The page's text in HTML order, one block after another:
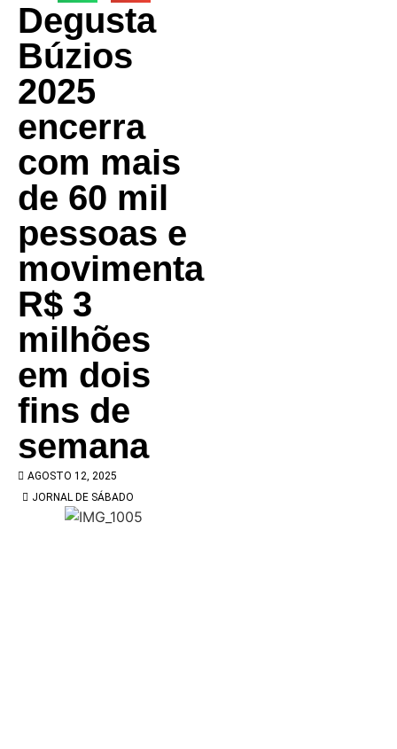
Degusta
Búzios
2025
encerra
com mais
de 60 mil
pessoas e
movimenta
R$ 3
milhões
em dois
fins de
semana
AGOSTO 12, 2025
JORNAL DE SÁBADO